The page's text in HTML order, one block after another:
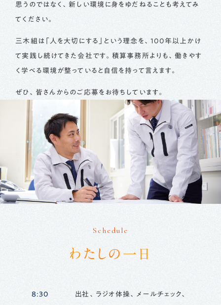
思うのではなく、新しい環境に身をゆだねることも考えてみ
てください。
三木組は「人を大切にする」という理念を、100年以上かけ
て実践し続けてきた会社です。積算事務所よりも、働きやす
く学べる環境が整っていると自信を持って言えます。
ぜひ、皆さんからのご応募をお待ちしています。
Schedule
わたしの一日
8:30 出社、ラジオ体操、メールチェック、